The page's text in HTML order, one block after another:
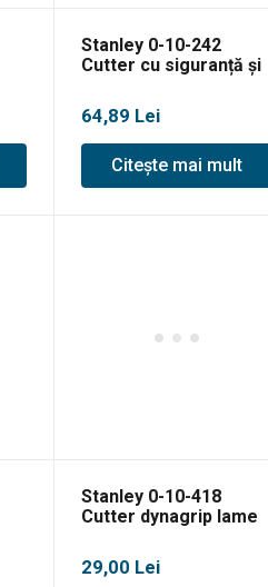
Stanley 0-10-242
Cutter cu siguranță și
165mm
64,89 Lei
Citește mai mult
Stanley 0-10-418
Cutter dynagrip lame
29,00 Lei